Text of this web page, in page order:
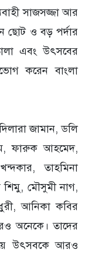
সাজসজ্জা আর
ছোট ও বড় পর্দার
এবং উৎসবের
করেন বাংলা
জামান, ডলি
ফারুক আহমেদ,
তাহমিনা
মৌসুমী নাগ,
আনিকা কবির
অনেকে। তাদের
উৎসবকে আরও